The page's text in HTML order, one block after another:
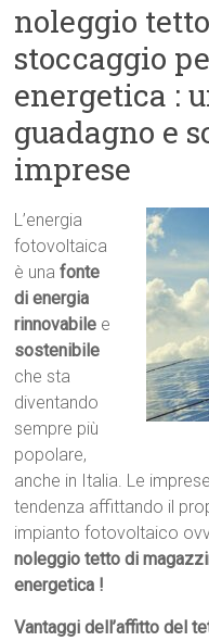
noleggio
stoccaggio
energetica :
guadagno e
imprese
L’energia
fotovoltaica
è unafonte
di energia
rinnovabile e
sostenibile
che sta
diventando
sempre più
popolare,
anche in Italia. Le
tendenza affittando il
impianto fotovoltaico
noleggio tetto di
energetica !
Vantaggi dell’affitto del